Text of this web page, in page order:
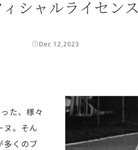
シャルライセン
Dec 12,2023
た、様々
ヌ。そん
多くのブ